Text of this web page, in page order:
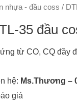
nhựa - đầu coss /
35 đầu
từ CO, CQ đầy
hệ: Ms.Thương –
giá